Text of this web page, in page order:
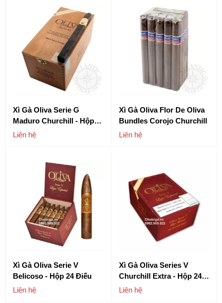
Xì Gà Oliva Serie G
Maduro Churchill - Hộp
24 Điếu
Liên hệ
Xì Gà Oliva Flor De Oliva
Bundles Corojo Churchill
Liên hệ
Xì Gà Oliva Serie V
Belicoso - Hộp 24 Điếu
Liên hệ
Xì Gà Oliva Series V
Churchill Extra - Hộp 24
Điếu
Liên hệ